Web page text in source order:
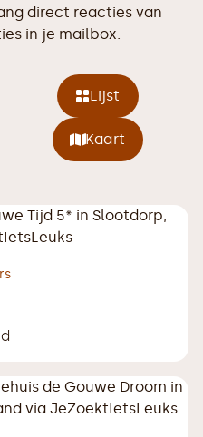
direct reacties van
in je mailbox.
Lijst
Kaart